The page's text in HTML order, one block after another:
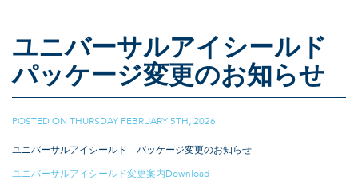
ユニバーサルアイシールド
パッケージ変更のお知らせ
POSTED ONTHURSDAY FEBRUARY 5TH, 2026
ユニバーサルアイシールド パッケージ変更のお知らせ
ユニバーサルアイシールド変更案内Download